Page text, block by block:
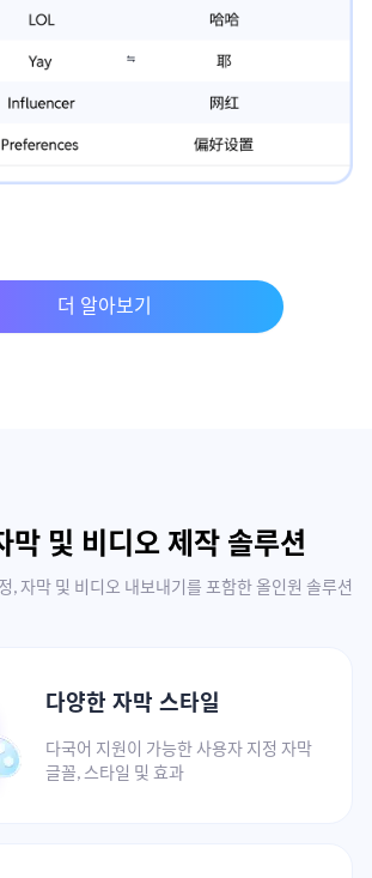
더 알아보기
막 및 비디오 제작 솔루션
, 자막 및 비디오 내보내기를 포함한 올인원 솔루션
다양한 자막 스타일
다국어 지원이 가능한 사용자 지정 자막
글꼴, 스타일 및 효과